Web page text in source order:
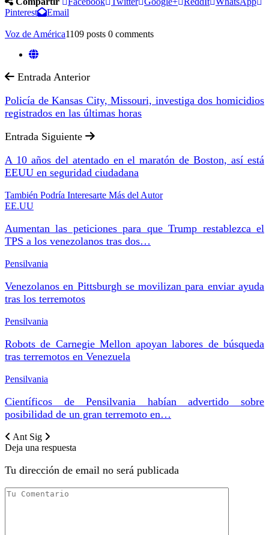
Pinterest
Email
Voz de América1109 posts 0 comments
Entrada Anterior
Policía de Kansas City, Missouri, investiga dos homicidios
registrados en las últimas horas
Entrada Siguiente
A 10 años del atentado en el maratón de Boston, así está
EEUU en seguridad ciudadana
También Podría Interesarte Más del Autor
EE.UU
Aumentan las peticiones para que Trump restablezca el
TPS a los venezolanos tras dos…
Pensilvania
Venezolanos en Pittsburgh se movilizan para enviar ayuda
tras los terremotos
Pensilvania
Robots de Carnegie Mellon apoyan labores de búsqueda
tras terremotos en Venezuela
Pensilvania
Científicos de Pensilvania habían advertido sobre
posibilidad de un gran terremoto en…
Ant Sig
Deja una respuesta
Tu dirección de email no será publicada